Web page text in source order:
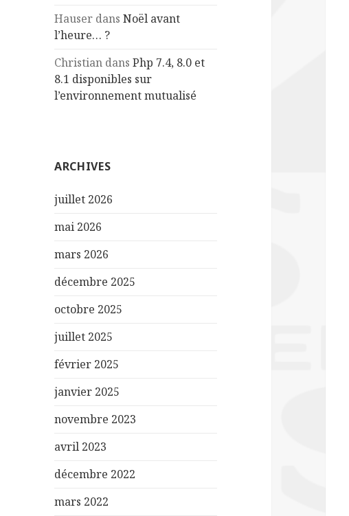
Hauser dansNoël avant
l’heure… ?
Christian dansPhp 7.4, 8.0 et
8.1 disponibles sur
l’environnement mutualisé
ARCHIVES
juillet 2026
mai 2026
mars 2026
décembre 2025
octobre 2025
juillet 2025
février 2025
janvier 2025
novembre 2023
avril 2023
décembre 2022
mars 2022